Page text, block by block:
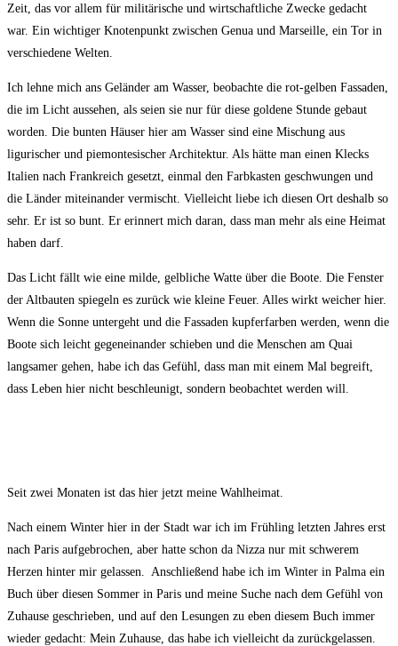
Zeit, das vor allem für militärische und wirtschaftliche Zwecke gedacht
war. Ein wichtiger Knotenpunkt zwischen Genua und Marseille, ein Tor in
verschiedene Welten.
Ich lehne mich ans Geländer am Wasser, beobachte die rot-gelben Fassaden,
die im Licht aussehen, als seien sie nur für diese goldene Stunde gebaut
worden. Die bunten Häuser hier am Wasser sind eine Mischung aus
ligurischer und piemontesischer Architektur. Als hätte man einen Klecks
Italien nach Frankreich gesetzt, einmal den Farbkasten geschwungen und
die Länder miteinander vermischt. Vielleicht liebe ich diesen Ort deshalb so
sehr. Er ist so bunt. Er erinnert mich daran, dass man mehr als eine Heimat
haben darf.
Das Licht fällt wie eine milde, gelbliche Watte über die Boote. Die Fenster
der Altbauten spiegeln es zurück wie kleine Feuer. Alles wirkt weicher hier.
Wenn die Sonne untergeht und die Fassaden kupferfarben werden, wenn die
Boote sich leicht gegeneinander schieben und die Menschen am Quai
langsamer gehen, habe ich das Gefühl, dass man mit einem Mal begreift,
dass Leben hier nicht beschleunigt, sondern beobachtet werden will.
Seit zwei Monaten ist das hier jetzt meine Wahlheimat.
Nach einem Winter hier in der Stadt war ich im Frühling letzten Jahres erst
nach Paris aufgebrochen, aber hatte schon da Nizza nur mit schwerem
Herzen hinter mir gelassen. Anschließend habe ich im Winter in Palma ein
Buch über diesen Sommer in Paris und meine Suche nach dem Gefühl von
Zuhause geschrieben, und auf den Lesungen zu eben diesem Buch immer
wieder gedacht: Mein Zuhause, das habe ich vielleicht da zurückgelassen.